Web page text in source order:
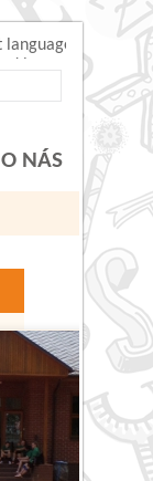
O NÁS